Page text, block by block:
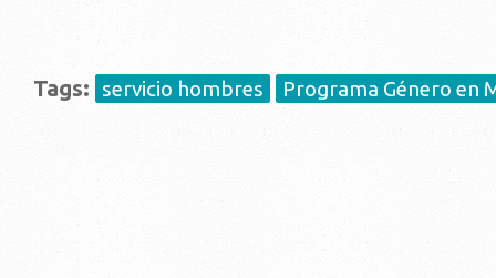
Tags: servicio hombres Programa Género en